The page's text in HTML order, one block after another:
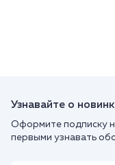
Узнавайте о
Оформите подписку
первыми узнавать